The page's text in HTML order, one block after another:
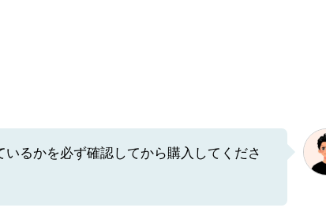
るかを必ず確認してから購入してくださ